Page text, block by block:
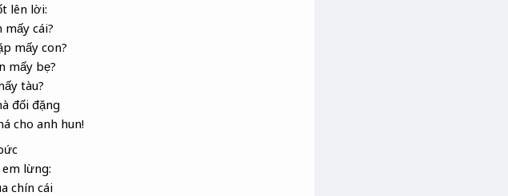
lên lời:
cái?
mấy con?
mấy bẹ?
tàu?
đối đặng
cho anh hun!
lừng:
chín cái